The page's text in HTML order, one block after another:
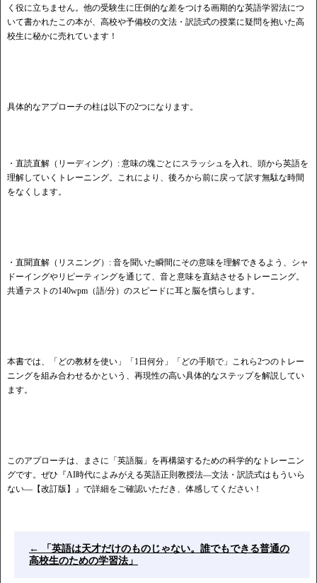
く役に立ちません。他の受験生に圧倒的な差をつける画期的な英語学習法につ
いて書かれたこの本が、高校や予備校の文法・訳読式の授業に疑問を抱いた高
校生に秘かに売れています！
具体的なアプローチの柱は以下の2つになります。
・直読直解（リーディング）: 意味の塊ごとにスラッシュを入れ、頭から英語を
理解していくトレーニング。これにより、後ろから前に戻って訳す無駄な時間
をなくします。
・直聞直解（リスニング）: 音を聞いた瞬間にその意味を理解できるよう、シャ
ドーイングやリピーティングを通じて、音と意味を直結させるトレーニング。
共通テストの140wpm（語/分）のスピードに耳と脳を慣らします。
本書では、「どの教材を使い」「1日何分」「どの手順で」これら2つのトレー
ニングを組み合わせるかという、再現性の高い具体的なステップを解説してい
ます。
このアプローチは、まさに「英語脳」を再構築するための科学的なトレーニン
グです。ぜひ『AI時代によみがえる英語正則教授法―文法・訳読式はもういら
ない―【改訂版】』で詳細をご確認いただき、体感してください！
←
「英語は天才だけのものじゃない。誰でもできる普通の
高校生のための学習法」